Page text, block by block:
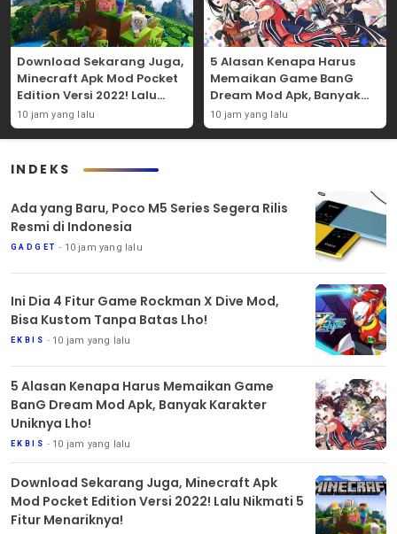
Download Sekarang Juga,
Minecraft Apk Mod Pocket
Edition Versi 2022! Lalu
Nikmati 5 Fitur
Menariknya!
10 jam yang lalu
5 Alasan Kenapa Harus
Memaikan Game BanG
Dream Mod Apk, Banyak
Karakter Uniknya Lho!
10 jam yang lalu
INDEKS
Ada yang Baru, Poco M5 Series Segera Rilis
Resmi di Indonesia
GADGET 10 jam yang lalu
Ini Dia 4 Fitur Game Rockman X Dive Mod,
Bisa Kustom Tanpa Batas Lho!
EKBIS 10 jam yang lalu
5 Alasan Kenapa Harus Memaikan Game
BanG Dream Mod Apk, Banyak Karakter
Uniknya Lho!
EKBIS 10 jam yang lalu
Download Sekarang Juga, Minecraft Apk
Mod Pocket Edition Versi 2022! Lalu Nikmati 5
Fitur Menariknya!